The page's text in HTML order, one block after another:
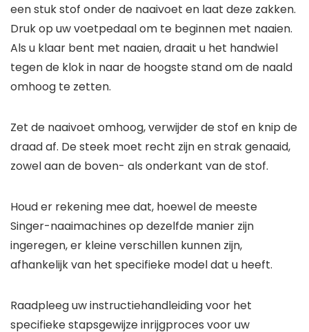
een stuk stof onder de naaivoet en laat deze zakken.
Druk op uw voetpedaal om te beginnen met naaien.
Als u klaar bent met naaien, draait u het handwiel
tegen de klok in naar de hoogste stand om de naald
omhoog te zetten.
Zet de naaivoet omhoog, verwijder de stof en knip de
draad af. De steek moet recht zijn en strak genaaid,
zowel aan de boven- als onderkant van de stof.
Houd er rekening mee dat, hoewel de meeste
Singer-naaimachines op dezelfde manier zijn
ingeregen, er kleine verschillen kunnen zijn,
afhankelijk van het specifieke model dat u heeft.
Raadpleeg uw instructiehandleiding voor het
specifieke stapsgewijze inrijgproces voor uw